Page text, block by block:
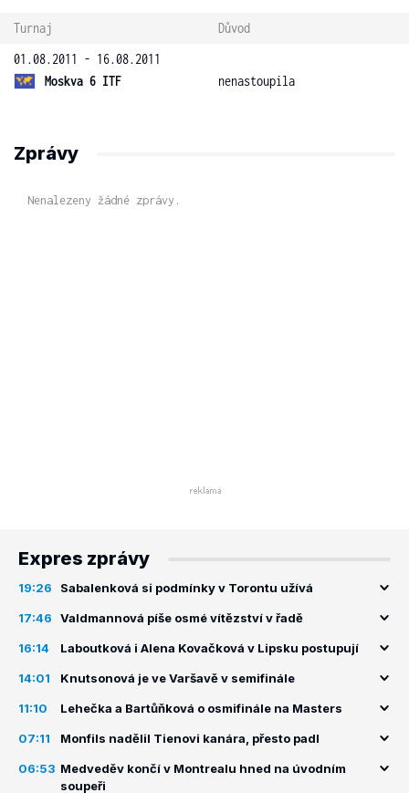
Turnaj
Důvod
01.08.2011 - 16.08.2011
Moskva 6 ITF
nenastoupila
Zprávy
Nenalezeny žádné zprávy.
Expres zprávy
19:26 Sabalenková si podmínky v Torontu užívá
17:46 Valdmannová píše osmé vítězství v řadě
16:14 Laboutková i Alena Kovačková v Lipsku postupují
14:01 Knutsonová je ve Varšavě v semifinále
11:10 Lehečka a Bartůňková o osmifinále na Masters
07:11 Monfils nadělil Tienovi kanára, přesto padl
06:53 Medveděv končí v Montrealu hned na úvodním
soupeři